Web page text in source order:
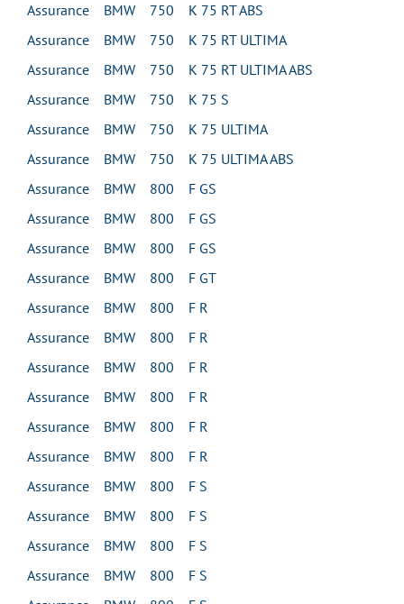
Assurance BMW 750 K 75 RT ABS
Assurance BMW 750 K 75 RT ULTIMA
Assurance BMW 750 K 75 RT ULTIMA ABS
Assurance BMW 750 K 75 S
Assurance BMW 750 K 75 ULTIMA
Assurance BMW 750 K 75 ULTIMA ABS
Assurance BMW 800 F GS
Assurance BMW 800 F GS
Assurance BMW 800 F GS
Assurance BMW 800 F GT
Assurance BMW 800 F R
Assurance BMW 800 F R
Assurance BMW 800 F R
Assurance BMW 800 F R
Assurance BMW 800 F R
Assurance BMW 800 F R
Assurance BMW 800 F S
Assurance BMW 800 F S
Assurance BMW 800 F S
Assurance BMW 800 F S